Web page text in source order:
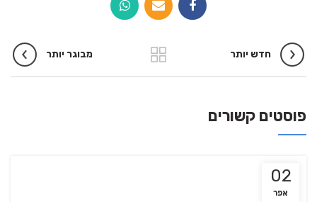
חדש יותר מבוגר יותר
פוסטים קשורים
02
אפר